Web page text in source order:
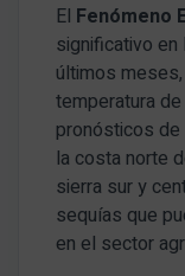
El Fenómeno
significativo en
últimos
temperatura
pronósticos de
la costa norte
sierra sur y
sequías que
en el sector